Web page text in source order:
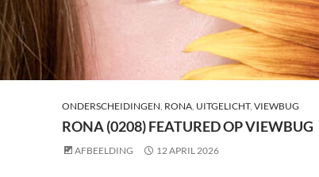
ONDERSCHEIDINGEN, RONA, UITGELICHT, VIEWBUG
RONA (0208) FEATURED OP VIEWBUG
AFBEELDING 12 APRIL 2026